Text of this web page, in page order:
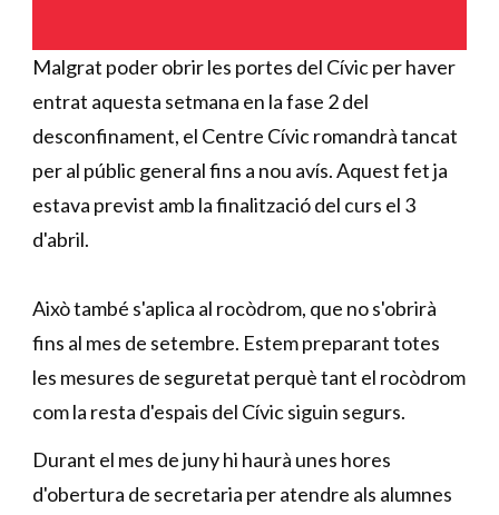
Malgrat poder obrir les portes del Cívic per haver
entrat aquesta setmana en la fase 2 del
desconfinament, el Centre Cívic romandrà tancat
per al públic general fins a nou avís. Aquest fet ja
estava previst amb la finalització del curs el 3
d'abril.
Això també s'aplica al rocòdrom, que no s'obrirà
fins al mes de setembre. Estem preparant totes
les mesures de seguretat perquè tant el rocòdrom
com la resta d'espais del Cívic siguin segurs.
Durant el mes de juny hi haurà unes hores
d'obertura de secretaria per atendre als alumnes